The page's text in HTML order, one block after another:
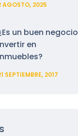
AGOSTO, 2025
un buen negocio
en
SEPTIEMBRE, 2017